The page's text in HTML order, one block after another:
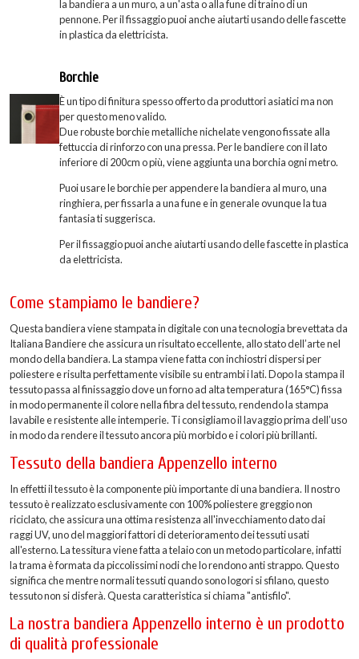
la bandiera a un muro, a un'asta o alla fune di traino di un
pennone. Per il fissaggio puoi anche aiutarti usando delle fascette
in plastica da elettricista.
Borchie
È un tipo di finitura spesso offerto da produttori asiatici ma non
per questo meno valido.
Due robuste borchie metalliche nichelate vengono fissate alla
fettuccia di rinforzo con una pressa. Per le bandiere con il lato
inferiore di 200cm o più, viene aggiunta una borchia ogni metro.
Puoi usare le borchie per appendere la bandiera al muro, una
ringhiera, per fissarla a una fune e in generale ovunque la tua
fantasia ti suggerisca.
Per il fissaggio puoi anche aiutarti usando delle fascette in plastica
da elettricista.
Come stampiamo le bandiere?
Questa bandiera viene stampata in digitale con una tecnologia brevettata da
Italiana Bandiere che assicura un risultato eccellente, allo stato dell’arte nel
mondo della bandiera. La stampa viene fatta con inchiostri dispersi per
poliestere e risulta perfettamente visibile su entrambi i lati. Dopo la stampa il
tessuto passa al finissaggio dove un forno ad alta temperatura (165°C) fissa
in modo permanente il colore nella fibra del tessuto, rendendo la stampa
lavabile e resistente alle intemperie. Ti consigliamo il lavaggio prima dell’uso
in modo da rendere il tessuto ancora più morbido e i colori più brillanti.
Tessuto della bandiera Appenzello interno
In effetti il tessuto è la componente più importante di una bandiera. Il nostro
tessuto è realizzato esclusivamente con 100% poliestere greggio non
riciclato, che assicura una ottima resistenza all'invecchiamento dato dai
raggi UV, uno del maggiori fattori di deterioramento dei tessuti usati
all'esterno. La tessitura viene fatta a telaio con un metodo particolare, infatti
la trama è formata da piccolissimi nodi che lo rendono anti strappo. Questo
significa che mentre normali tessuti quando sono logori si sfilano, questo
tessuto non si disferà. Questa caratteristica si chiama "antisfilo".
La nostra bandiera Appenzello interno è un prodotto
di qualità professionale